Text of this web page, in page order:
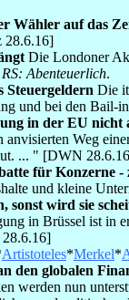
Wähler auf das
28.6.16]
Die Londoner
RS: Abenteuerlich.
Steuergeldern Die
und bei den
in der EU nicht
Weg
... " [DWN
für Konzerne
und kleine
sonst wird sie
in Brüssel ist in
Artistoteles*Merkel*
den globalen
werden nun